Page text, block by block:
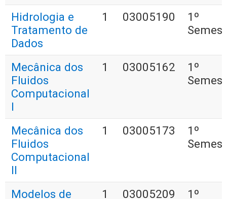
Hidrologia e
Tratamento de
Dados
1 03005190
1º
Mecânica dos
Fluidos
Computacional
I
1 03005162
1º
Mecânica dos
Fluidos
Computacional
II
1 03005173
1º
Modelos de
1 03005209
1º